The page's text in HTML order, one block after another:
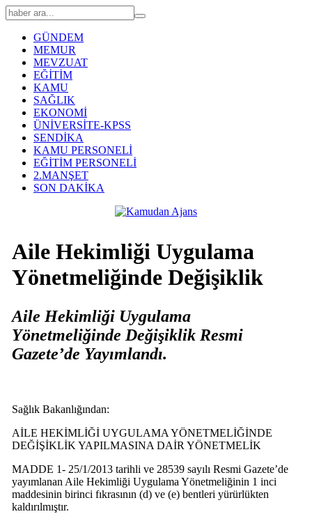
GÜNDEM
MEMUR
MEVZUAT
EĞİTİM
KAMU
SAĞLIK
EKONOMİ
ÜNİVERSİTE-KPSS
SENDİKA
KAMU PERSONELİ
EĞİTİM PERSONELİ
2.MANŞET
SON DAKİKA
Aile Hekimliği Uygulama
Yönetmeliğinde Değişiklik
Aile Hekimliği Uygulama
Yönetmeliğinde Değişiklik Resmi
Gazete’de Yayımlandı.
Sağlık Bakanlığından:
AİLE HEKİMLİĞİ UYGULAMA YÖNETMELİĞİNDE
DEĞİŞİKLİK YAPILMASINA DAİR YÖNETMELİK
MADDE 1- 25/1/2013 tarihli ve 28539 sayılı Resmi Gazete’de
yayımlanan Aile Hekimliği Uygulama Yönetmeliğinin 1 inci
maddesinin birinci fıkrasının (d) ve (e) bentleri yürürlükten
kaldırılmıştır.